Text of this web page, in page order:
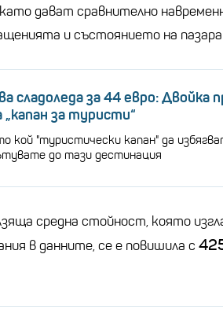
дават сравнително
и състоянието на
сладоледа за 44 евро: Двойка
„капан за туристи“
кой "туристически капан" да
до тази дестинация
средна стойност, която
в данните, се е повишила с